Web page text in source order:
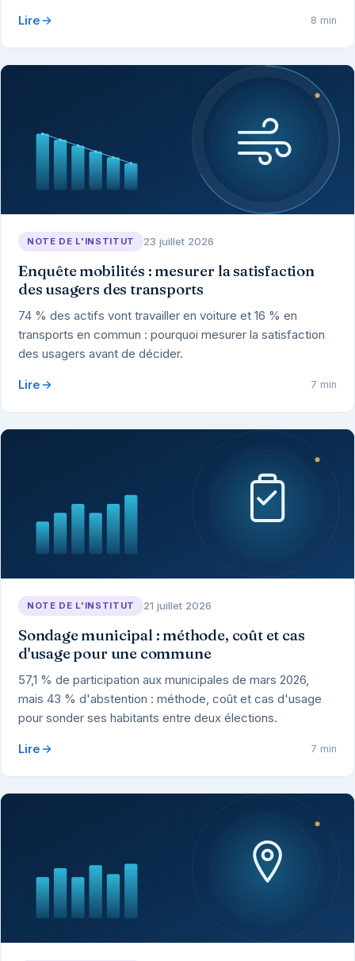
Lire 8 min
NOTE DE L'INSTITUT 23 juillet 2026
Enquête mobilités : mesurer la satisfaction
des usagers des transports
74 % des actifs vont travailler en voiture et 16 % en
transports en commun : pourquoi mesurer la satisfaction
des usagers avant de décider.
Lire 7 min
NOTE DE L'INSTITUT 21 juillet 2026
Sondage municipal : méthode, coût et cas
d'usage pour une commune
57,1 % de participation aux municipales de mars 2026,
mais 43 % d'abstention : méthode, coût et cas d'usage
pour sonder ses habitants entre deux élections.
Lire 7 min